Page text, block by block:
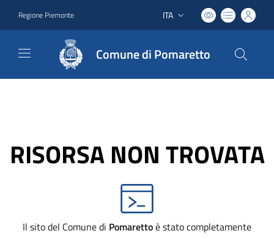
Regione Piemonte Lingua attiva:
ITA
Comune di Pomaretto
RISORSA NON TROVATA
Il sito del Comune di Pomarettoè stato completamente